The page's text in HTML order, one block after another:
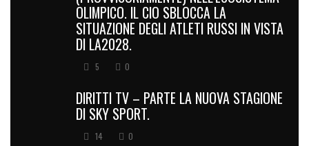
OLIMPICO. IL CIO SBLOCCA LA
SITUAZIONE DEGLI ATLETI RUSSI IN VISTA
DI LA2028.
5 0
DIRITTI TV – PARTE LA NUOVA STAGIONE
DI SKY SPORT.
14 0